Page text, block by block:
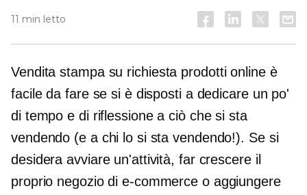
11 min letto
Venditastampa su richiesta prodotti online è
facile da fare se si è disposti a dedicare un po'
di tempo e di riflessione a ciò che si sta
vendendo (e a chi lo si sta vendendo!). Se si
desidera avviare un'attività, far crescere il
proprio negozio di e-commerce o aggiungere